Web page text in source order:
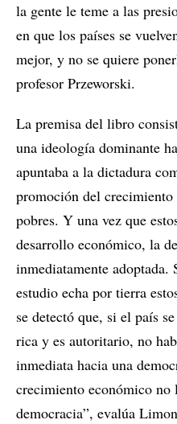
la gente le teme a las
en que los países se
mejor, y no se quiere
profesor Przeworski.
La premisa del libro
una ideología dominante
apuntaba a la dictadura
promoción del
pobres. Y una vez que
desarrollo económico, la
inmediatamente
estudio echa por tierra
se detectó que, si el país
rica y es autoritario, no
inmediata hacia una
crecimiento económico no
democracia”, evalúa